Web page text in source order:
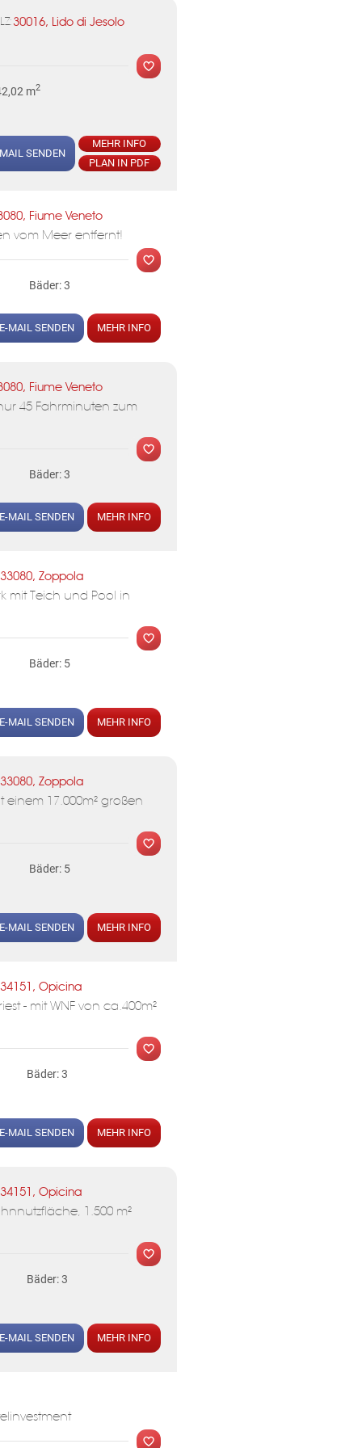
KLIS
30016, Lido di Jesolo
m2
SENDEN
MEHR INFO
PLAN IN PDF
Fiume Veneto
vom Meer entfernt!
Bäder: 3
MAIL SENDEN MEHR INFO
Fiume Veneto
45 Fahrminuten zum
Bäder: 3
MAIL SENDEN MEHR INFO
33080, Zoppola
mit Teich und Pool in
MER
Bäder: 5
MAIL SENDEN MEHR INFO
33080, Zoppola
einem 17.000m² großen
MER
Bäder: 5
MAIL SENDEN MEHR INFO
34151, Opicina
- mit WNF von ca.400m²
Bäder: 3
MAIL SENDEN MEHR INFO
34151, Opicina
1.500 m²
Bäder: 3
MAIL SENDEN MEHR INFO